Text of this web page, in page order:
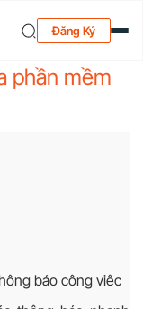
Đăng Ký
phần mềm
báo công viêc